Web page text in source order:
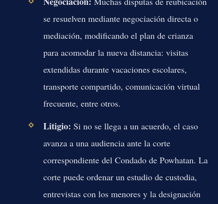
se resuelven mediante negociación directa o
mediación, modificando el plan de crianza
para acomodar la nueva distancia: visitas
extendidas durante vacaciones escolares,
transporte compartido, comunicación virtual
frecuente, entre otros.
Litigio: Si no se llega a un acuerdo, el caso
avanza a una audiencia ante la corte
correspondiente del Condado de Powhatan. La
corte puede ordenar un estudio de custodia,
entrevistas con los menores y la designación